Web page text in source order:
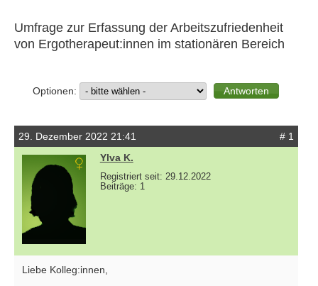
Umfrage zur Erfassung der Arbeitszufriedenheit
von Ergotherapeut:innen im stationären Bereich
Optionen:
29. Dezember 2022 21:41
# 1
Ylva K.
Registriert seit: 29.12.2022
Beiträge: 1
Liebe Kolleg:innen,